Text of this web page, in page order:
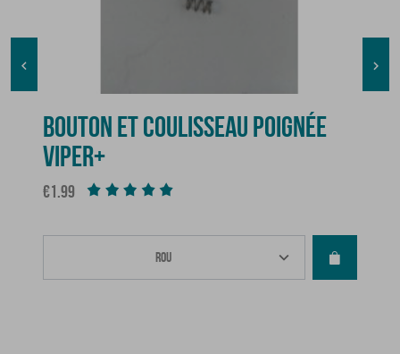

BOUTON ET COULISSEAU POIGNÉE
VIPER+
Price
€1.99
